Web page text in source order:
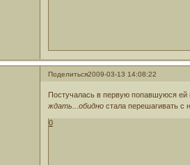
Поделиться2009-03-13 14:08:22
Постучалась в первую попавшуюся ей
ждать...обидно стала перешагивать с
0